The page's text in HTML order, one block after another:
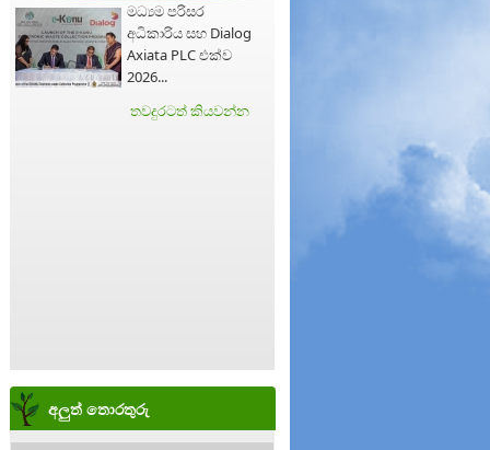
මධ්‍යම පරිසර
අධිකාරිය සහ Dialog
Axiata PLC එක්ව
2026...
තවදුරටත් කියවන්න
අලුත් තොරතුරු